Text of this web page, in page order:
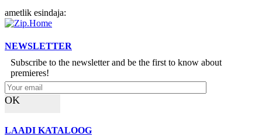
ametlik esindaja:
NEWSLETTER
Subscribe to the newsletter and be the first to know about
premieres!
OK
LAADI KATALOOG